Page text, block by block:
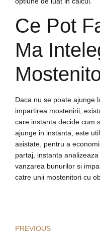
Ce Pot
Ma
Daca nu se poate ajunge
impartirea mostenirii,
care instanta decide cum
ajunge in instanta, este
asistate, pentru a
partaj, instanta
vanzarea bunurilor si
catre unii mostenitori cu
PREVIOUS